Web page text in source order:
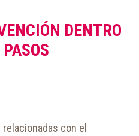
DENTRO
con el